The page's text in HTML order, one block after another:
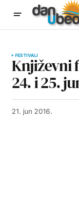
FESTIVALI
Književni
24. i 25.
21. jun 2016.